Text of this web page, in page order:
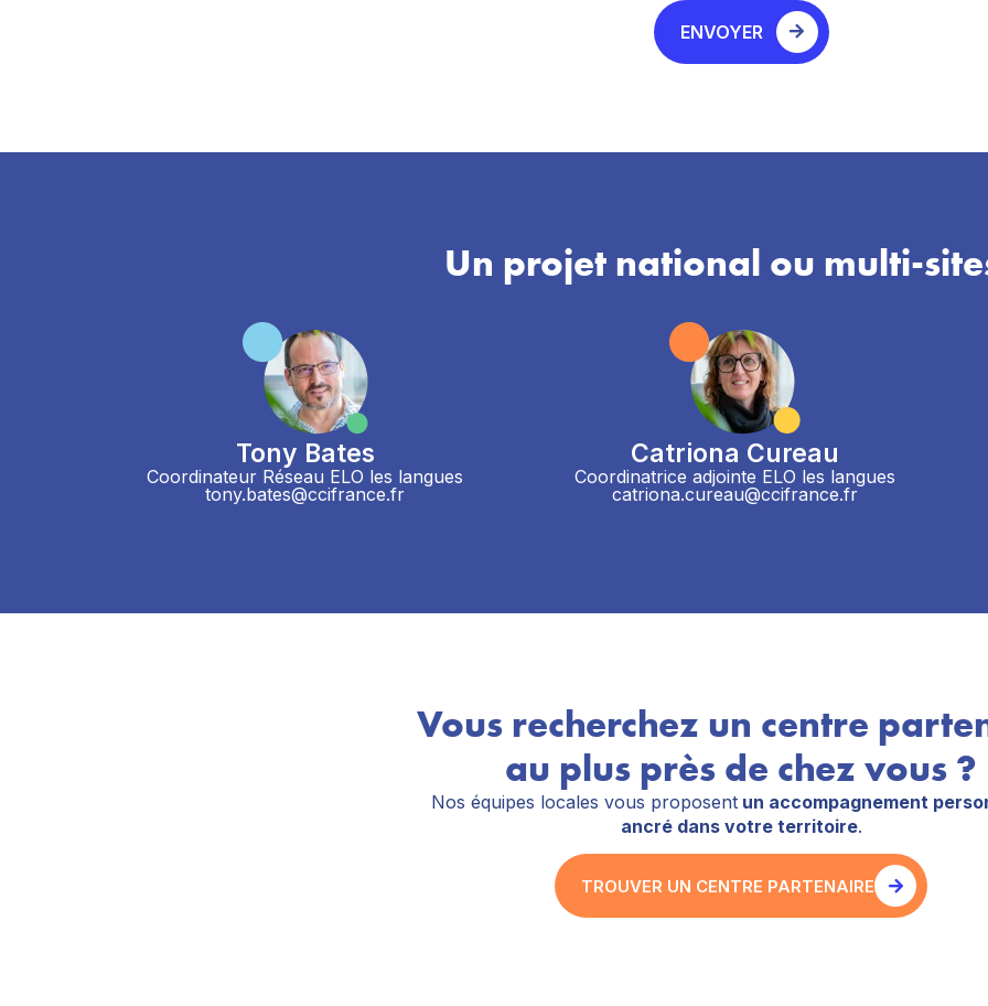
ENVOYER
Un projet national ou multi-
Tony Bates
Coordinateur Réseau ELO les langues
tony.bates@ccifrance.fr
Catriona Cureau
Coordinatrice adjointe ELO les langues
catriona.cureau@ccifrance.fr
Vous recherchez un centre
au plus près de chez vous ?
Nos équipes locales vous proposentun accompagnement
ancré dans votre territoire.
TROUVER UN CENTRE PARTENAIRE